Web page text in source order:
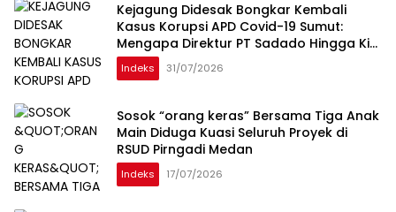
Kejagung Didesak Bongkar Kembali
Kasus Korupsi APD Covid-19 Sumut:
Mengapa Direktur PT Sadado Hingga Kini
Tak Tersentuh?
Indeks 31/07/2026
Sosok “orang keras” Bersama Tiga Anak
Main Diduga Kuasi Seluruh Proyek di
RSUD Pirngadi Medan
Indeks 17/07/2026